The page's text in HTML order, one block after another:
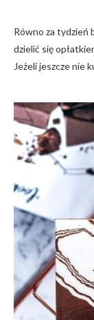
Równo za tydzień
dzielić się
Jeżeli jeszcze nie